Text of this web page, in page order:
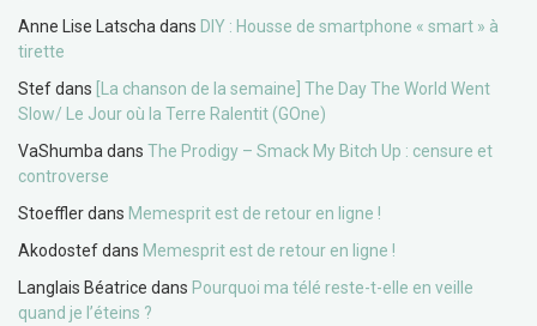
Anne Lise Latscha dans DIY : Housse de smartphone « smart » à
tirette
Stefdans
[La chanson de la semaine] The Day The World Went
Slow/ Le Jour où la Terre Ralentit (GOne)
VaShumba dans The Prodigy – Smack My Bitch Up : censure et
controverse
Stoefflerdans Memesprit est de retour en ligne !
Akodostefdans Memesprit est de retour en ligne !
Langlais Béatrice dans Pourquoi ma télé reste-t-elle en veille
quand je l’éteins ?